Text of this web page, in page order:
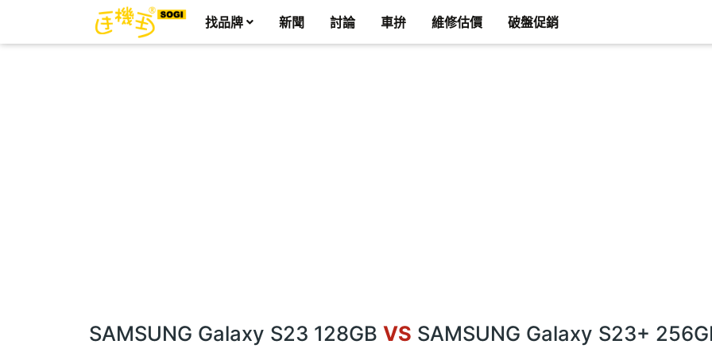
找品牌 新聞 討論 車拚 維修估價 破盤促銷
SAMSUNG Galaxy S23 128GB VS SAMSUNG Galaxy S23+